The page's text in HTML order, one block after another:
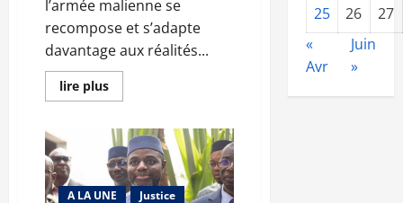
l’armée malienne se
recompose et s’adapte
davantage aux réalités...
lire plusEn
savoir
Etat-
major
général
des
armées
:
A LA UNE
Justice
25
26
27
«
Avr
Juin
»